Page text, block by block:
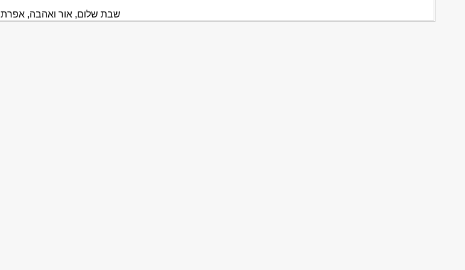
שבת שלום, אור ואהבה, אפרת